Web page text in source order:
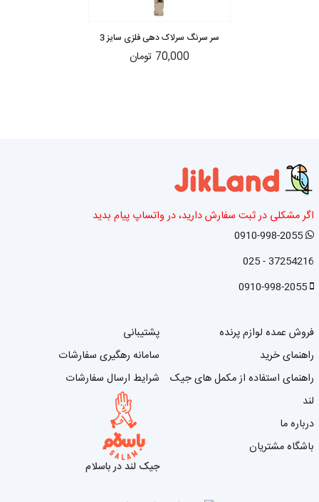
سر سرنگ سرلاک دهی فلزی سایز 3
70,000 تومان
اگر مشکلی در ثبت سفارش دارید، در واتساپ پیام بدید
0910-998-2055
37254216 - 025
0910-998-2055
فروش عمده لوازم پرنده
راهنمای خرید
راهنمای استفاده از مکمل های جیک
لند
درباره ما
باشگاه مشتریان
پشتیبانی
سامانه رهگیری سفارشات
شرایط ارسال سفارشات
جیک لند در باسلام